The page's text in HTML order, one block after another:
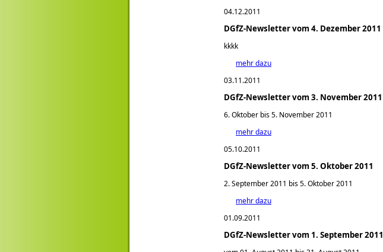
04.12.2011
DGfZ-Newsletter vom 4. Dezember 2011
kkkk
mehr dazu
03.11.2011
DGfZ-Newsletter vom 3. November 2011
6. Oktober bis 5. November 2011
mehr dazu
05.10.2011
DGfZ-Newsletter vom 5. Oktober 2011
2. September 2011 bis 5. Oktober 2011
mehr dazu
01.09.2011
DGfZ-Newsletter vom 1. September 2011